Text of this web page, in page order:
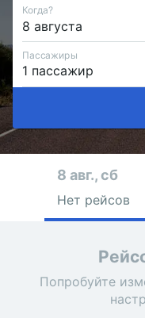
Когда?
Пассажиры
8 авг., сб
Нет рейсов
Попробуйте